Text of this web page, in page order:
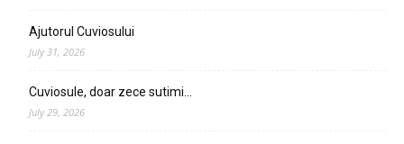
Ajutorul Cuviosului
July 31, 2026
Cuviosule, doar zece sutimi…
July 29, 2026